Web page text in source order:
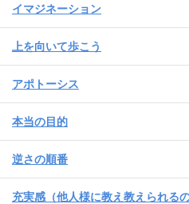
イマジネーション
上を向いて歩こう
アポトーシス
本当の目的
逆さの順番
充実感（他人様に教え教えられる